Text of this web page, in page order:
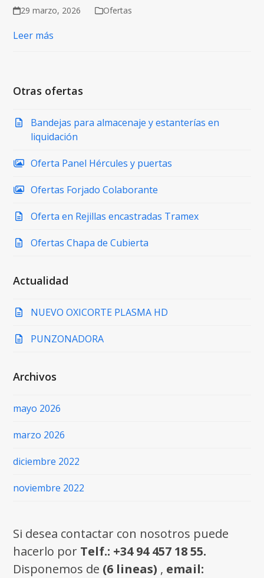
29 marzo, 2026 Ofertas
Leer más
Otras ofertas
Bandejas para almacenaje y estanterías en
liquidación
Oferta Panel Hércules y puertas
Ofertas Forjado Colaborante
Oferta en Rejillas encastradas Tramex
Ofertas Chapa de Cubierta
Actualidad
NUEVO OXICORTE PLASMA HD
PUNZONADORA
Archivos
mayo 2026
marzo 2026
diciembre 2022
noviembre 2022
Si desea contactar con nosotros puede
hacerlo por Telf.: +34 94 457 18 55.
Disponemos de (6 lineas) , email: